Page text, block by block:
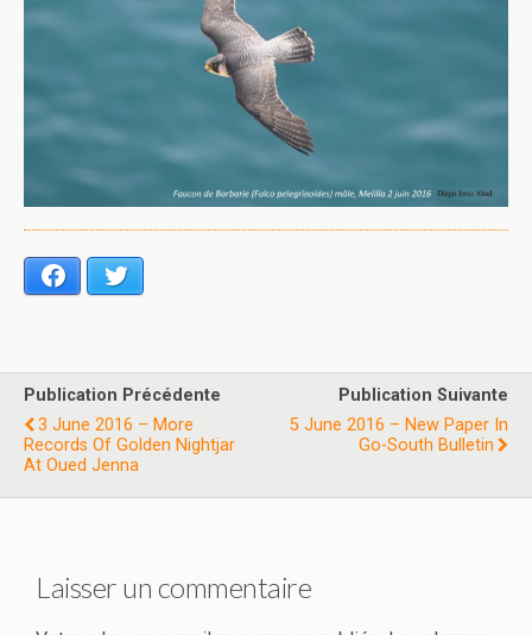
Facebook
Publication Précédente
3 June 2016 – More
Records Of Golden Nightjar
At Oued Jenna
Publication Suivante
5 June 2016 – New Paper In
Go-South Bulletin
Laisser un commentaire